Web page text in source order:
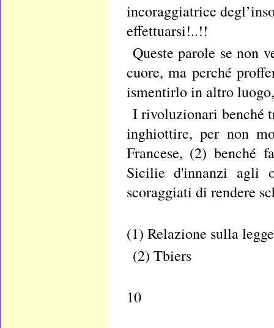
incoraggiatrice
effettuarsi!..!!
Queste parole se non
cuore, ma perché
ismentirlo in altro
I rivoluzionari benché
inghiottire, per non
Francese, (2) benché
Sicilie d'innanzi agli
scoraggiati di rendere
(1) Relazione sulla
(2) Tbiers
10